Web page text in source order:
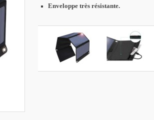
Enveloppe très résistante.